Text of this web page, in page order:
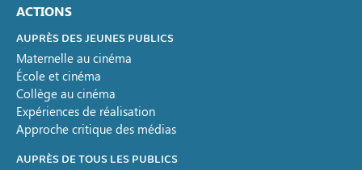
ACTIONS
AUPRÈS DES JEUNES PUBLICS
Maternelle au cinéma
École et cinéma
Collège au cinéma
Expériences de réalisation
Approche critique des médias
AUPRÈS DE TOUS LES PUBLICS